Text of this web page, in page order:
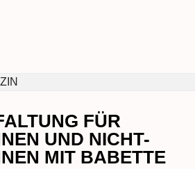
FÜR
UND NICHT-
MIT BABETTE